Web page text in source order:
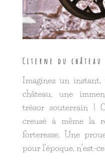
Citerne du château
Imaginez un instant,
château, une
trésor souterrain !
creusé à même la
forteresse. Une
pour l’époque, n’est-